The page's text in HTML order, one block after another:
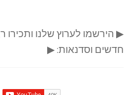
▶ הירשמו לערוץ שלנו
חדשים וסדנאות: ▶